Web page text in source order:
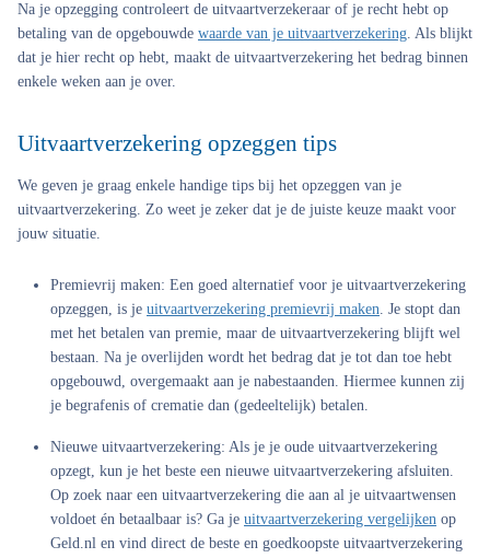
Na je opzegging controleert de uitvaartverzekeraar of je recht hebt op
betaling van de opgebouwde waarde van je uitvaartverzekering. Als blijkt
dat je hier recht op hebt, maakt de uitvaartverzekering het bedrag binnen
enkele weken aan je over.
Uitvaartverzekering opzeggen tips
We geven je graag enkele handige tips bij het opzeggen van je
uitvaartverzekering. Zo weet je zeker dat je de juiste keuze maakt voor
jouw situatie.
Premievrij maken: Een goed alternatief voor je uitvaartverzekering
opzeggen, is je uitvaartverzekering premievrij maken. Je stopt dan
met het betalen van premie, maar de uitvaartverzekering blijft wel
bestaan. Na je overlijden wordt het bedrag dat je tot dan toe hebt
opgebouwd, overgemaakt aan je nabestaanden. Hiermee kunnen zij
je begrafenis of crematie dan (gedeeltelijk) betalen.
Nieuwe uitvaartverzekering: Als je je oude uitvaartverzekering
opzegt, kun je het beste een nieuwe uitvaartverzekering afsluiten.
Op zoek naar een uitvaartverzekering die aan al je uitvaartwensen
voldoet én betaalbaar is? Ga je uitvaartverzekering vergelijken op
Geld.nl en vind direct de beste en goedkoopste uitvaartverzekering